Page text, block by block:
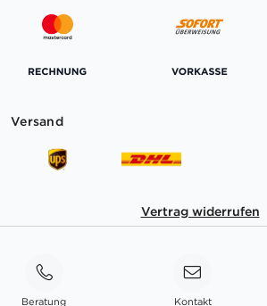
Versand
Vertrag widerrufen
Beratung Kontakt